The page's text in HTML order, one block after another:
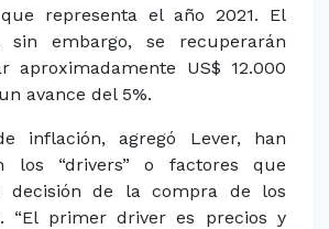
representa el año 2021. El
sin embargo, se recuperarán
aproximadamente US$ 12.000
avance del 5%.
inflación, agregó Lever, han
los “drivers” o factores que
decisión de la compra de los
“El primer driver es precios y